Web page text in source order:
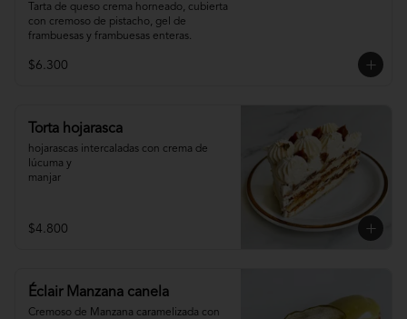
Tarta de queso crema horneado, cubierta
con cremoso de pistacho, gel de
frambuesas y frambuesas enteras.
$6.300
Torta hojarasca
hojarascas intercaladas con crema de
lúcuma y
manjar
$4.800
Éclair Manzana canela
Cremoso de Manzana caramelizada con